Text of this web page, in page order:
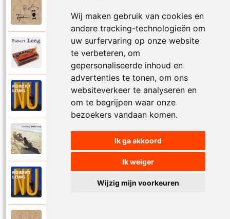
Wij maken gebruik van cookies en
andere tracking-technologieën om
uw surfervaring op onze website
te verbeteren, om
gepersonaliseerde inhoud en
advertenties te tonen, om ons
websiteverkeer te analyseren en
om te begrijpen waar onze
bezoekers vandaan komen.
Ik ga akkoord
Ik weiger
Wijzig mijn voorkeuren
Schrappen
Robert Long
Seizoenen
Robert Long
Settela
Robert Long